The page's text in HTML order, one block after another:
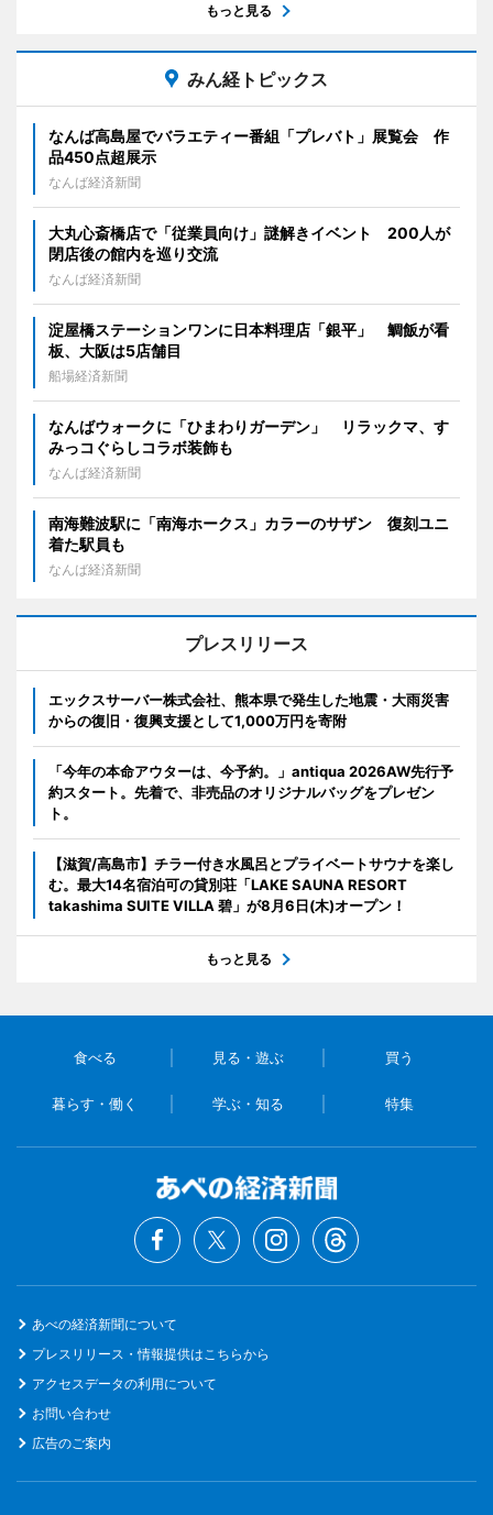
もっと見る
みん経トピックス
なんば高島屋でバラエティー番組「プレバト」展覧会 作
品450点超展示
なんば経済新聞
大丸心斎橋店で「従業員向け」謎解きイベント 200人が
閉店後の館内を巡り交流
なんば経済新聞
淀屋橋ステーションワンに日本料理店「銀平」 鯛飯が看
板、大阪は5店舗目
船場経済新聞
なんばウォークに「ひまわりガーデン」 リラックマ、す
みっコぐらしコラボ装飾も
なんば経済新聞
南海難波駅に「南海ホークス」カラーのサザン 復刻ユニ
着た駅員も
なんば経済新聞
プレスリリース
エックスサーバー株式会社、熊本県で発生した地震・大雨災害
からの復旧・復興支援として1,000万円を寄附
「今年の本命アウターは、今予約。」antiqua 2026AW先行予
約スタート。先着で、非売品のオリジナルバッグをプレゼン
ト。
【滋賀/高島市】チラー付き水風呂とプライベートサウナを楽し
む。最大14名宿泊可の貸別荘「LAKE SAUNA RESORT
takashima SUITE VILLA 碧」が8月6日(木)オープン！
もっと見る
食べる 見る・遊ぶ 買う
暮らす・働く 学ぶ・知る 特集
あべの経済新聞について
プレスリリース・情報提供はこちらから
アクセスデータの利用について
お問い合わせ
広告のご案内